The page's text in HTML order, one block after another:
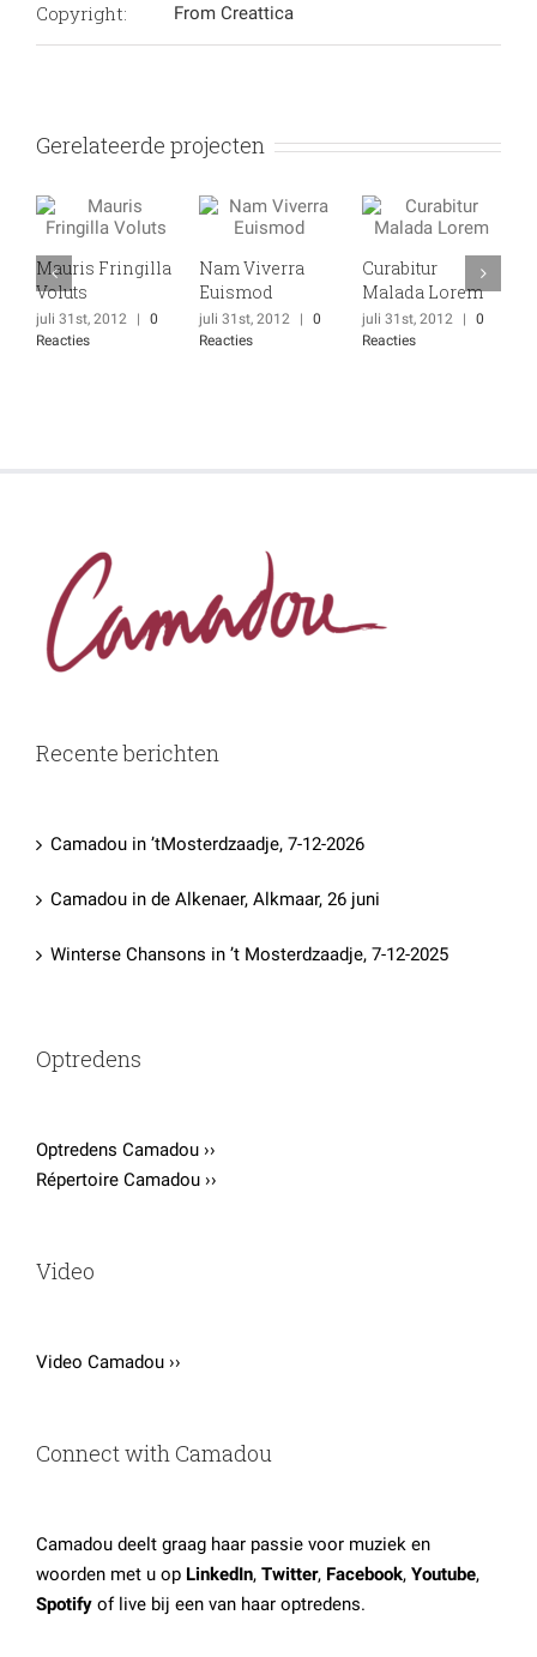
Copyright: From Creattica
Gerelateerde projecten
Mauris Fringilla
Voluts
juli 31st, 2012 |
0
Reacties
Nam Viverra
Euismod
juli 31st, 2012 |
0
Reacties
Curabitur
Malada Lorem
juli 31st, 2012 |
0
Reacties
Recente berichten
Camadou in ’tMosterdzaadje, 7-12-2026
Camadou in de Alkenaer, Alkmaar, 26 juni
Winterse Chansons in ’t Mosterdzaadje, 7-12-2025
Optredens
Optredens Camadou ››
Répertoire Camadou ››
Video
Video Camadou ››
Connect with Camadou
Camadou deelt graag haar passie voor muziek en
woorden met u op LinkedIn, Twitter, Facebook, Youtube,
Spotify of live bij een van haar optredens.